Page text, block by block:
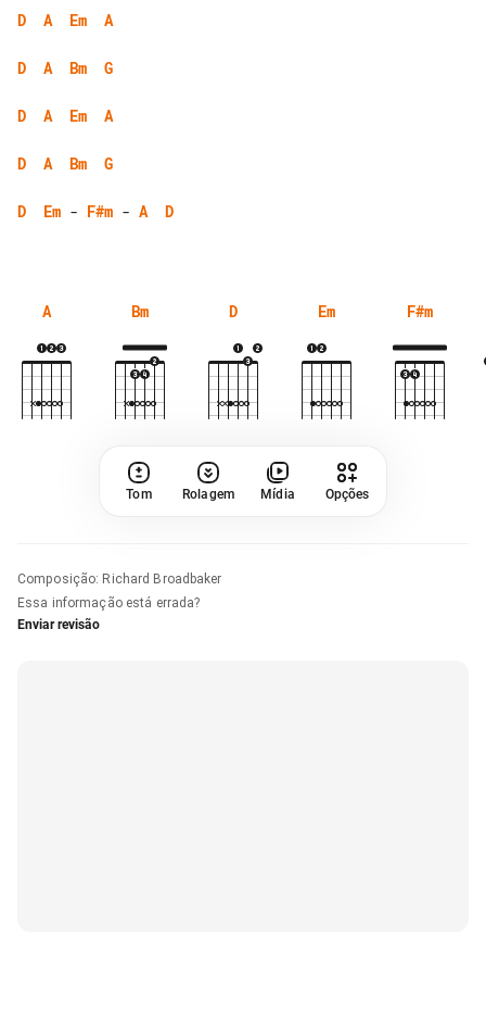
D A Em A
D A Bm G
D A Em A
D A Bm G
D Em - F#m - A D
A Bm D Em F#m
Tom Rolagem Mídia Opções
Composição: Richard Broadbaker
Essa informação está errada?
Enviar revisão